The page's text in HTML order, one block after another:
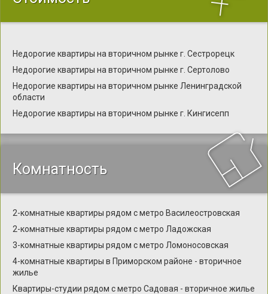
Недорогие квартиры на вторичном рынке г. Сестрорецк
Недорогие квартиры на вторичном рынке г. Сертолово
Недорогие квартиры на вторичном рынке Ленинградской
области
Недорогие квартиры на вторичном рынке г. Кингисепп
Комнатность
2-комнатные квартиры рядом с метро Василеостровская
2-комнатные квартиры рядом с метро Ладожская
3-комнатные квартиры рядом с метро Ломоносовская
4-комнатные квартиры в Приморском районе - вторичное
жилье
Квартиры-студии рядом с метро Садовая - вторичное жилье